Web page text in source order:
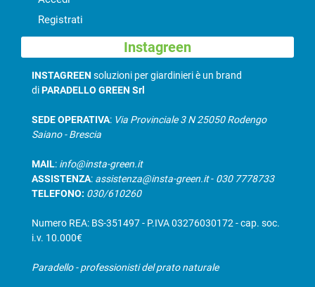
Registrati
Instagreen
INSTAGREEN soluzioni per giardinieri è un brand
diPARADELLO GREEN Srl
SEDE OPERATIVA: Via Provinciale 3 N 25050 Rodengo
Saiano - Brescia
MAIL: info@insta-green.it
ASSISTENZA: assistenza@insta-green.it- 030 7778733
TELEFONO: 030/610260
Numero REA: BS-351497 - P.IVA 03276030172 - cap. soc.
i.v. 10.000€
Paradello - professionisti del prato naturale